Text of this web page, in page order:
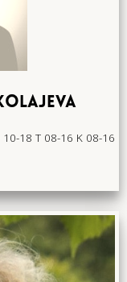
18 T 08-16 K 08-16